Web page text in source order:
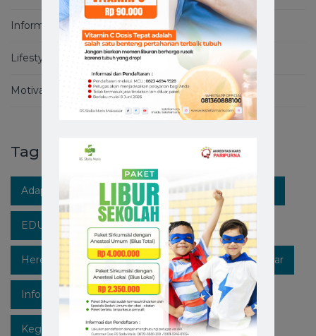
Informasi Covid-19
Lifestyle
Motivation
Tag
Adaptasi Kebiasaan Baru Berita RS Stella Maris
EDUKASIKESEHATAN Healthpedia
Hereforyou Hidupsehat Hospitalinmakassar
Infokesehatan Informasi Instagram
Kegiatan Lawan Covid-19 Likeforfollow